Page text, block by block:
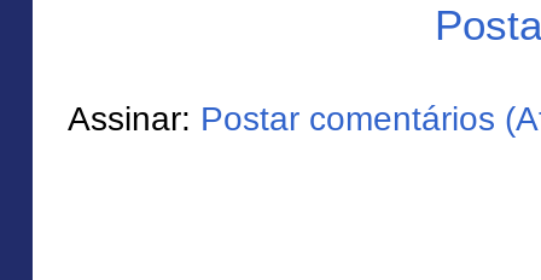
Assinar: Postar comentários